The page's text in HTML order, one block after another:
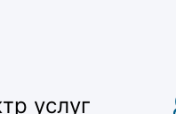
услуг